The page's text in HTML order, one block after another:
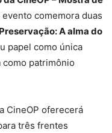
evento comemora duas
A alma do
papel como única
como patrimônio
CineOP oferecerá
três frentes